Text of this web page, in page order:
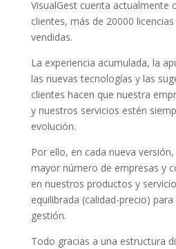
VisualGest cuenta actualmente
clientes, más de 20000
vendidas.
La experiencia acumulada, la
las nuevas tecnologías y las
clientes hacen que nuestra
y nuestros servicios estén
evolución.
Por ello, en cada nueva
mayor número de empresas y
en nuestros productos y
equilibrada (calidad-precio)
gestión.
Todo gracias a una estructura